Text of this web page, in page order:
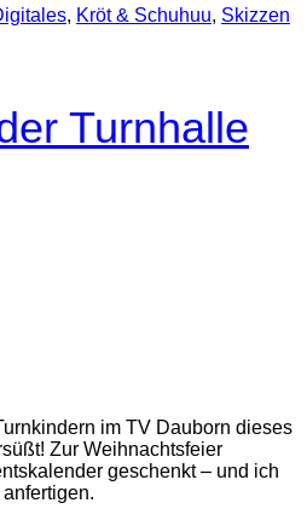
, Kröt & Schuhuu, Skizzen
Turnhalle
im TV Dauborn dieses
Zur Weihnachtsfeier
geschenkt – und ich